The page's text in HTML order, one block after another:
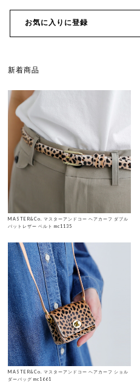
お気に入りに登録
新着商品
MASTER&Co. マスターアンドコー ヘアカーフ ダブル
バットレザー ベルト mc1135
MASTER&Co. マスターアンドコー ヘアカーフ ショル
ダーバッグ mc1661